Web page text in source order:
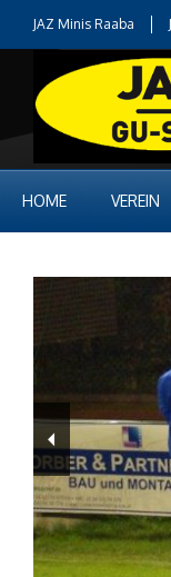
JAZ Minis Raaba
HOME VEREIN